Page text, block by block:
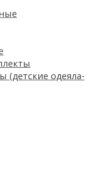
(детские одеяла-